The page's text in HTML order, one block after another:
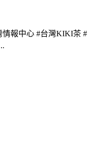
報中心 #台灣KIKI茶 #